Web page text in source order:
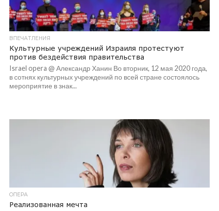
ВПЕЧАТЛЕНИЯ
Культурные учреждений Израиля протестуют
против бездействия правительства
Israel opera @ Александр Ханин Во вторник, 12 мая 2020 года,
в сотнях культурных учреждений по всей стране состоялось
мероприятие в знак...
ОПЕРА
Реализованная мечта